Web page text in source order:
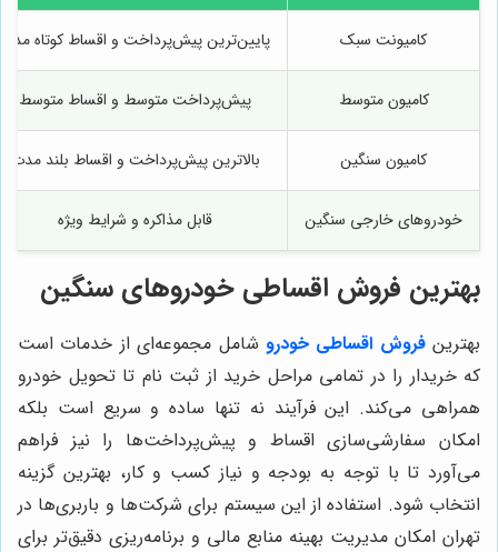
کامیونت سبک پایین‌ترین پیش‌پرداخت و اقساط کوتاه مدت
کامیون متوسط پیش‌پرداخت متوسط و اقساط متوسط
کامیون سنگین بالاترین پیش‌پرداخت و اقساط بلند مدت
خودروهای خارجی سنگین قابل مذاکره و شرایط ویژه
بهترین فروش اقساطی خودروهای سنگین
بهترینفروش اقساطی خودرو شامل مجموعه‌ای از خدمات است
که خریدار را در تمامی مراحل خرید از ثبت نام تا تحویل خودرو
همراهی می‌کند. این فرآیند نه تنها ساده و سریع است بلکه
امکان سفارشی‌سازی اقساط و پیش‌پرداخت‌ها را نیز فراهم
می‌آورد تا با توجه به بودجه و نیاز کسب و کار، بهترین گزینه
انتخاب شود. استفاده از این سیستم برای شرکت‌ها و باربری‌ها در
تهران امکان مدیریت بهینه منابع مالی و برنامه‌ریزی دقیق‌تر برای